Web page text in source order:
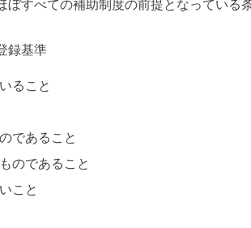
すべての補助制度の前提となっている
録基準
ること
であること
のであること
こと